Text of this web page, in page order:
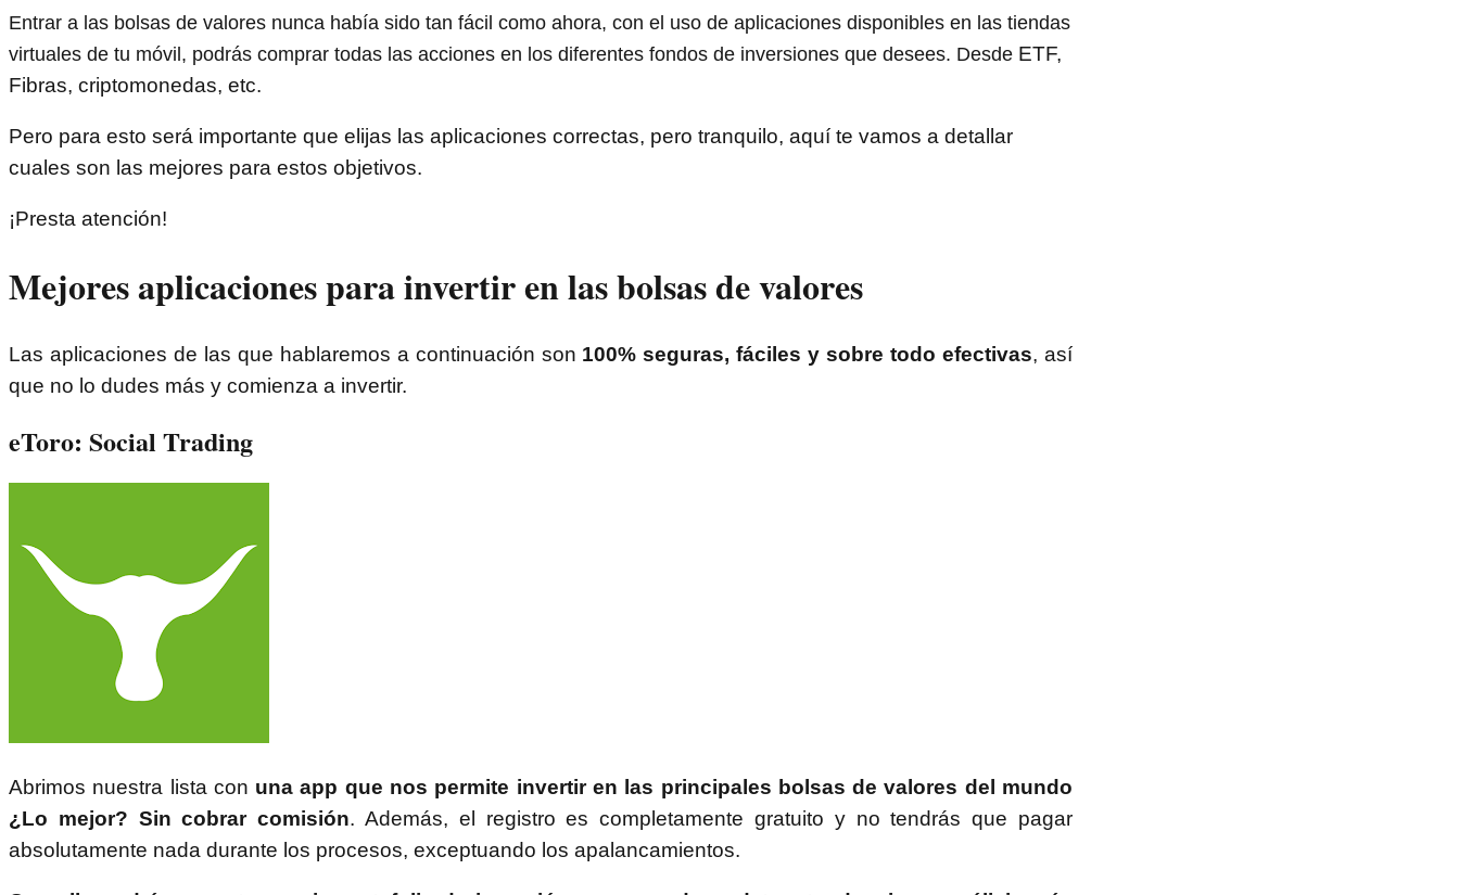
Entrar a las bolsas de valores nunca había sido tan fácil como ahora, con el uso de aplicaciones disponibles en las tiendas
virtuales de tu móvil, podrás comprar todas las acciones en los diferentes fondos de inversiones que desees. Desde ETF,
Fibras, criptomonedas, etc.
Pero para esto será importante que elijas las aplicaciones correctas, pero tranquilo, aquí te vamos a detallar
cuales son las mejores para estos objetivos.
¡Presta atención!
Mejores aplicaciones para invertir en las bolsas de valores
Las aplicaciones de las que hablaremos a continuación son 100% seguras, fáciles y sobre todo efectivas, así
que no lo dudes más y comienza a invertir.
eToro: Social Trading
Abrimos nuestra lista con una app que nos permite invertir en las principales bolsas de valores del mundo
¿Lo mejor? Sin cobrar comisión. Además, el registro es completamente gratuito y no tendrás que pagar
absolutamente nada durante los procesos, exceptuando los apalancamientos.